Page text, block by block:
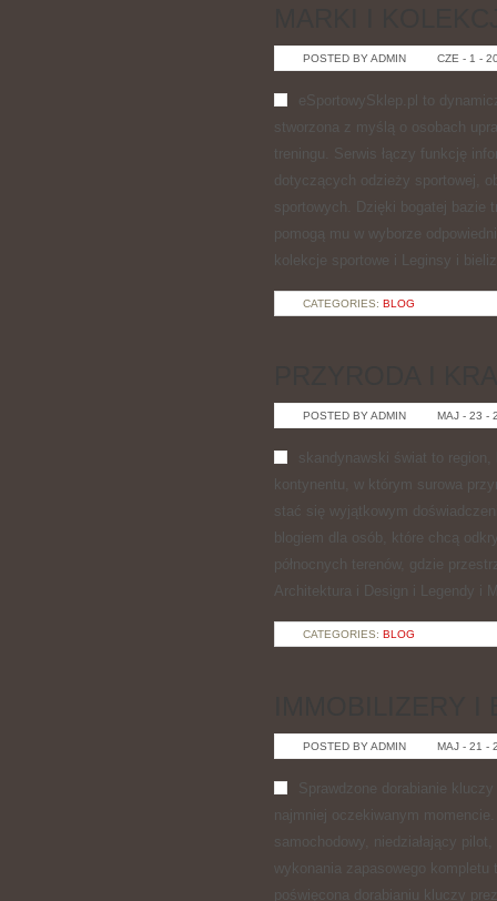
POSTED BY ADMIN CZE - 1 -
eSportowySklep.pl to
stworzona z myślą o osobach
treningu. Serwis łączy funkcję
dotyczących odzieży sportowej,
sportowych. Dzięki bogatej bazie
pomogą mu w wyborze
kolekcje sportowe i Leginsy i
CATEGORIES: BLOG
POSTED BY ADMIN MAJ - 23 -
skandynawski świat to region,
kontynentu, w którym surowa
stać się wyjątkowym
blogiem dla osób, które chcą
północnych terenów, gdzie
Architektura i Design i Legendy i
CATEGORIES: BLOG
POSTED BY ADMIN MAJ - 21 -
Sprawdzone dorabianie
najmniej oczekiwanym
samochodowy, niedziałający
wykonania zapasowego
poświęcona dorabianiu kluczy